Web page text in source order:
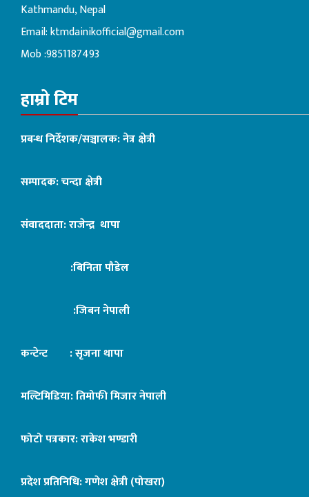
Kathmandu, Nepal
Email:ktmdainikofficial@gmail.com
Mob :9851187493
हाम्रो टिम
प्रबन्ध निर्देशक/सञ्चालक: नेत्र क्षेत्री
सम्पादक: चन्दा क्षेत्री
संवाददाता: राजेन्द्र थापा
:बिनिता पौडेल
:जिबन नेपाली
कन्टेन्ट : सृजना थापा
मल्टिमिडिया: तिमोफी मिजार नेपाली
फोटो पत्रकार: राकेश भण्डारी
प्रदेश प्रतिनिधि: गणेश क्षेत्री (पोखरा)